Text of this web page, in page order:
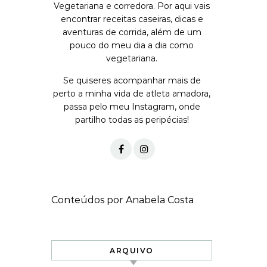
Vegetariana e corredora. Por aqui vais
encontrar receitas caseiras, dicas e
aventuras de corrida, além de um
pouco do meu dia a dia como
vegetariana.
Se quiseres acompanhar mais de
perto a minha vida de atleta amadora,
passa pelo meu Instagram, onde
partilho todas as peripécias!
Conteúdos por Anabela Costa
ARQUIVO